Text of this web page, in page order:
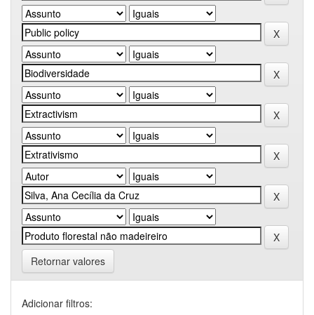
Retornar valores
Adicionar filtros: